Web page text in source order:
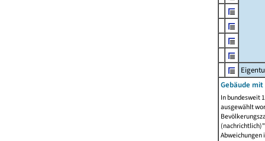
Gebäude
In bundesweit
ausgewählt
Abweichungen